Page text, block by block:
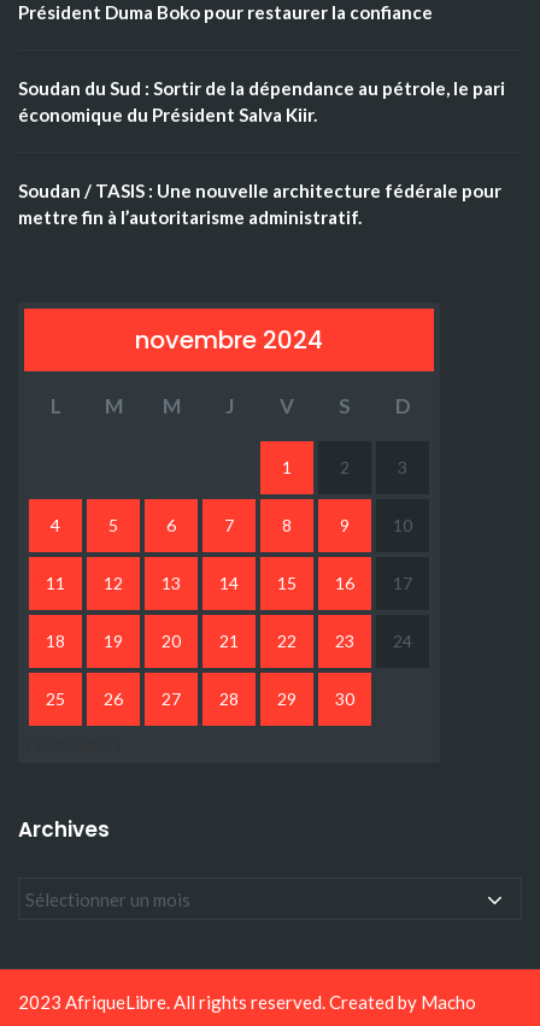
Président Duma Boko pour restaurer la confiance
Soudan du Sud : Sortir de la dépendance au pétrole, le pari
économique du Président Salva Kiir.
Soudan / TASIS : Une nouvelle architecture fédérale pour
mettre fin à l’autoritarisme administratif.
novembre 2024
L M M J V S D
1 2 3
4 5 6 7 8 9 10
11 12 13 14 15 16 17
18 19 20 21 22 23 24
25 26 27 28 29 30
Archives
2023 AfriqueLibre. All rights reserved. Created by Macho